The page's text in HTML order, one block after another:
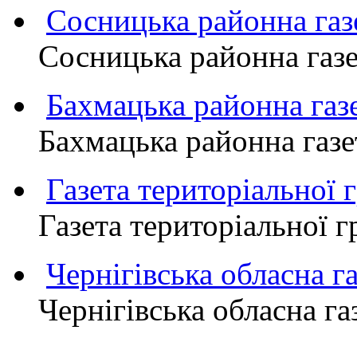
Сосницька районна
Сосницька районна
Бахмацька районна
Бахмацька районна
Газета
Газета
Чернігівська обласна
Чернігівська обласна